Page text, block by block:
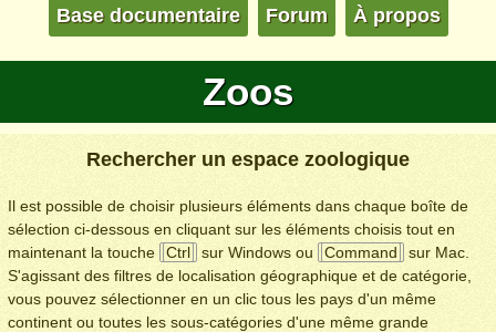
Base documentaire Forum À propos
Zoos
Rechercher un espace zoologique
Il est possible de choisir plusieurs éléments dans chaque boîte de
sélection ci-dessous en cliquant sur les éléments choisis tout en
maintenant la touche
Ctrl sur Windows ou Command
sur Mac.
S'agissant des filtres de localisation géographique et de catégorie,
vous pouvez sélectionner en un clic tous les pays d'un même
continent ou toutes les sous-catégories d'une même grande